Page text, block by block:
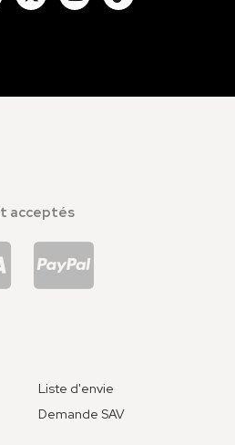
acceptés
Liste d'envie
Demande SAV